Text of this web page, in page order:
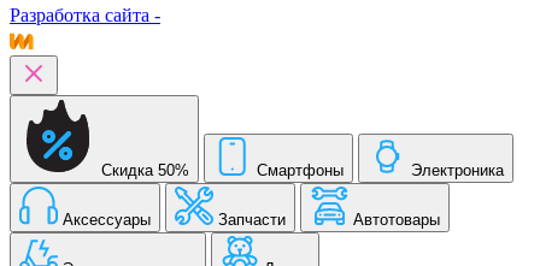
Разработка сайта -
Скидка 50% Смартфоны Электроника
Аксессуары Запчасти Автотовары